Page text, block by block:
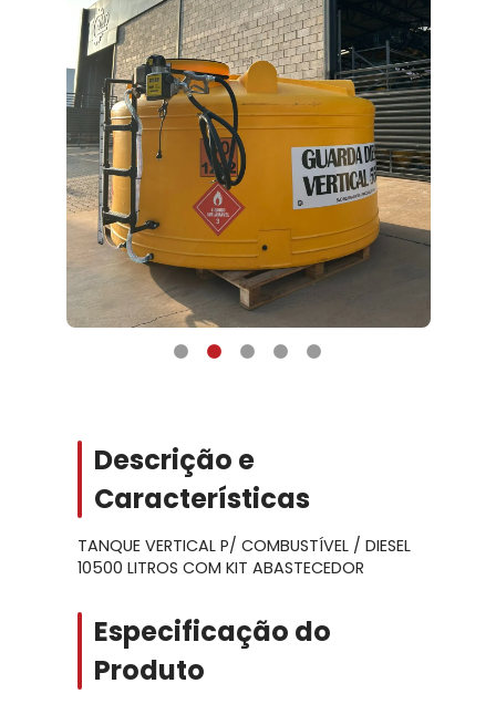
Descrição e
Características
TANQUE VERTICAL P/ COMBUSTÍVEL / DIESEL
10500 LITROS COM KIT ABASTECEDOR
Especificação do
Produto